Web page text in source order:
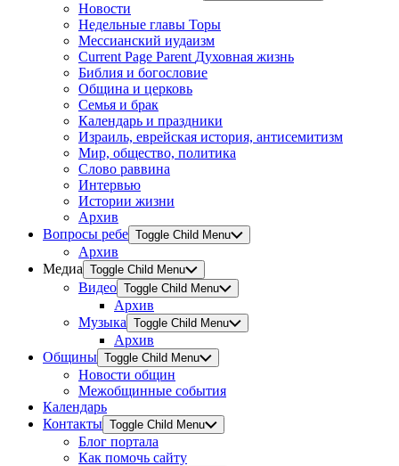
Новости
Недельные главы Торы
Мессианский иудаизм
Current Page Parent Духовная жизнь
Библия и богословие
Община и церковь
Семья и брак
Календарь и праздники
Израиль, еврейская история, антисемитизм
Мир, общество, политика
Слово раввина
Интервью
Истории жизни
Архив
Вопросы ребе Toggle Child Menu
Архив
Медиа Toggle Child Menu
Видео Toggle Child Menu
Архив
Музыка Toggle Child Menu
Архив
Общины Toggle Child Menu
Новости общин
Межобщинные события
Календарь
Контакты Toggle Child Menu
Блог портала
Как помочь сайту